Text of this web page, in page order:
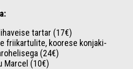
tartar (17€)
friikartulite, koorese konjaki-
(24€)
Marcel (10€)